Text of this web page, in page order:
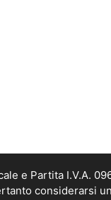
e Partita I.V.A.
considerarsi